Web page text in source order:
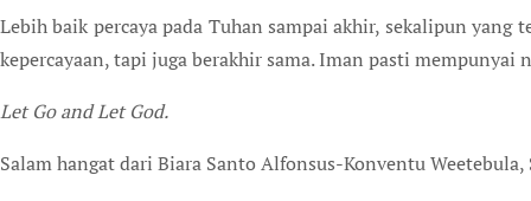
Lebih baik percaya pada Tuhan sampai akhir, sekalipun
kepercayaan, tapi juga berakhir sama. Iman pasti
Let Go and Let God.
Salam hangat dari Biara Santo Alfonsus-Konventu Weetebula,